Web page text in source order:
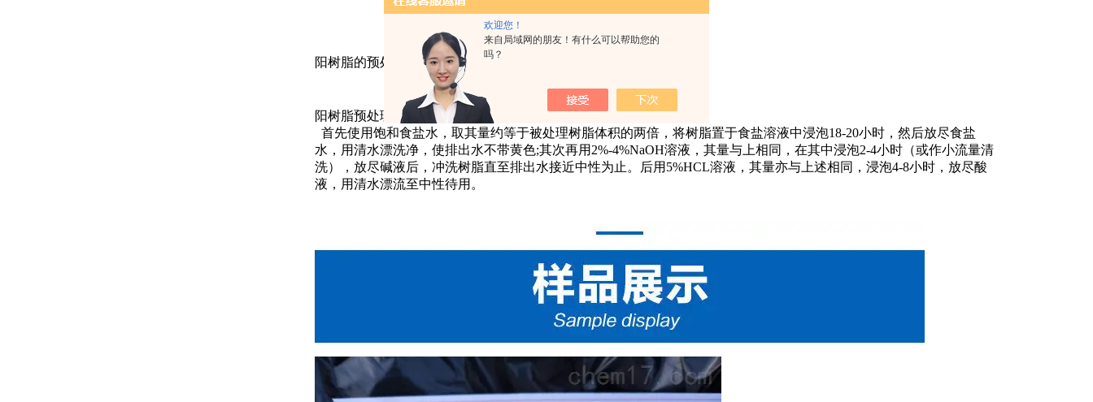
欢迎您！
来自局域网的朋友！有什么可以帮助您的
吗？
阳树脂的预处理
阳树脂预处理步骤如下：
首先使用饱和食盐水，取其量约等于被处理树脂体积的两倍，将树脂置于食盐溶液中浸泡18-20小时，然后放尽食盐
水，用清水漂洗净，使排出水不带黄色;其次再用2%-4%NaOH溶液，其量与上相同，在其中浸泡2-4小时（或作小流量清
洗），放尽碱液后，冲洗树脂直至排出水接近中性为止。后用5%HCL溶液，其量亦与上述相同，浸泡4-8小时，放尽酸
液，用清水漂流至中性待用。